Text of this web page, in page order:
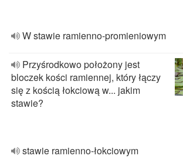
W stawie ramienno-promieniowym
Przyśrodkowo położony jest
bloczek kości ramiennej, który łączy
się z kością łokciową w... jakim
stawie?
stawie ramienno-łokciowym